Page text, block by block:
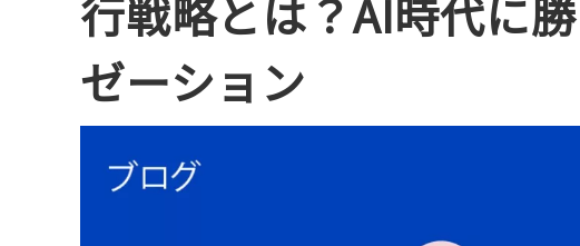
行戦略とは？AI時代に
ゼーション